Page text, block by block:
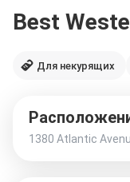
Best
Для некурящих
1380 Atlantic